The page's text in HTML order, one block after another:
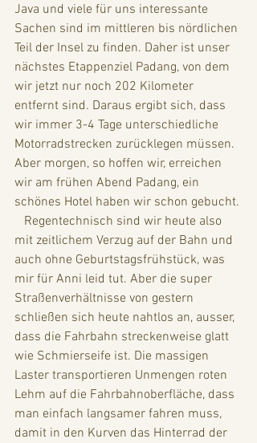
Java und viele für uns interessante
Sachen sind im mittleren bis nördlichen
Teil der Insel zu finden. Daher ist unser
nächstes Etappenziel Padang, von dem
wir jetzt nur noch 202 Kilometer
entfernt sind. Daraus ergibt sich, dass
wir immer 3-4 Tage unterschiedliche
Motorradstrecken zurücklegen müssen.
Aber morgen, so hoffen wir, erreichen
wir am frühen Abend Padang, ein
schönes Hotel haben wir schon gebucht.
mit zeitlichem Verzug auf der Bahn und
auch ohne Geburtstagsfrühstück, was
mir für Anni leid tut. Aber die super
Straßenverhältnisse von gestern
schließen sich heute nahtlos an, ausser,
dass die Fahrbahn streckenweise glatt
wie Schmierseife ist. Die massigen
Laster transportieren Unmengen roten
Lehm auf die Fahrbahnoberfläche, dass
man einfach langsamer fahren muss,
damit in den Kurven das Hinterrad der